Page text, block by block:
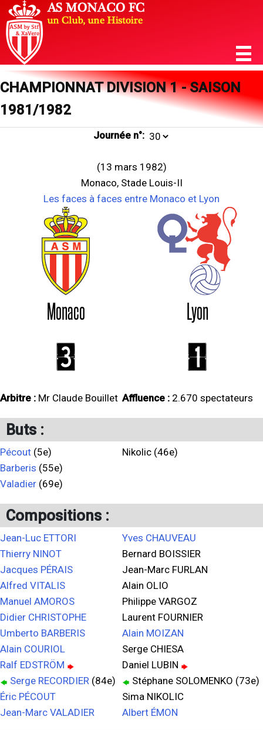
CHAMPIONNAT DIVISION 1 - SAISON
1981/1982
Journée n°:
(13 mars 1982)
Monaco, Stade Louis-II
Les faces à faces entre Monaco et Lyon
Monaco Lyon
3 1
Arbitre : Mr Claude Bouillet Affluence : 2.670 spectateurs
Buts :
Pécout (5e)
Barberis (55e)
Valadier (69e)
Nikolic (46e)
Compositions :
Jean-Luc ETTORI
Thierry NINOT
Jacques PÉRAIS
Alfred VITALIS
Manuel AMOROS
Didier CHRISTOPHE
Umberto BARBERIS
Alain COURIOL
Ralf EDSTRÖM
Serge RECORDIER (84e)
Éric PÉCOUT
Jean-Marc VALADIER
Yves CHAUVEAU
Bernard BOISSIER
Jean-Marc FURLAN
Alain OLIO
Philippe VARGOZ
Laurent FOURNIER
Alain MOIZAN
Serge CHIESA
Daniel LUBIN
Stéphane SOLOMENKO (73e)
Sima NIKOLIC
Albert ÉMON